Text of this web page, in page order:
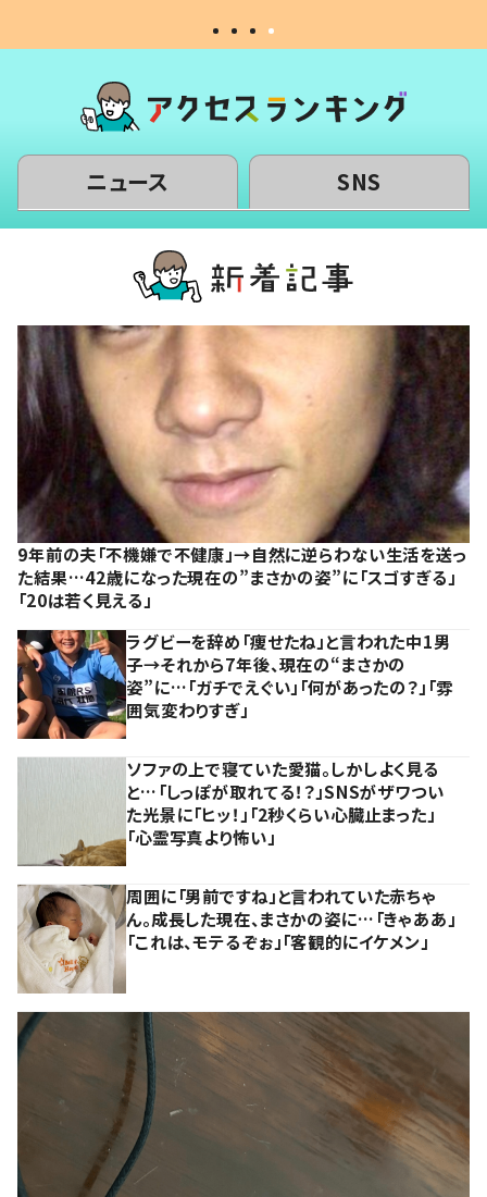
ニュース SNS
9年前の夫「不機嫌で不健康」→自然に逆らわない生活を送っ
た結果…42歳になった現在の”まさかの姿”に「スゴすぎる」
「20は若く見える」
ラグビーを辞め「痩せたね」と言われた中1男
子→それから7年後、現在の“まさかの
姿”に…「ガチでえぐい」「何があったの？」「雰
囲気変わりすぎ」
ソファの上で寝ていた愛猫。しかしよく見る
と…「しっぽが取れてる！？」SNSがザワつい
た光景に「ヒッ！」「2秒くらい心臓止まった」
「心霊写真より怖い」
周囲に「男前ですね」と言われていた赤ちゃ
ん。成長した現在、まさかの姿に…「きゃああ」
「これは、モテるぞぉ」「客観的にイケメン」